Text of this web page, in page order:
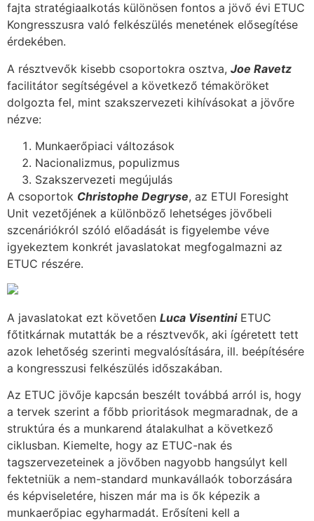
fajta stratégiaalkotás különösen fontos a jövő évi ETUC
Kongresszusra való felkészülés menetének elősegítése
érdekében.
A résztvevők kisebb csoportokra osztva, Joe Ravetz
facilitátor segítségével a következő témaköröket
dolgozta fel, mint szakszervezeti kihívásokat a jövőre
nézve:
Munkaerőpiaci változások
Nacionalizmus, populizmus
Szakszervezeti megújulás
A csoportok Christophe Degryse, az ETUI Foresight
Unit vezetőjének a különböző lehetséges jövőbeli
szcenáriókról szóló előadását is figyelembe véve
igyekeztem konkrét javaslatokat megfogalmazni az
ETUC részére.
A javaslatokat ezt követően Luca VisentiniETUC
főtitkárnak mutatták be a résztvevők, aki ígéretett tett
azok lehetőség szerinti megvalósítására, ill. beépítésére
a kongresszusi felkészülés időszakában.
Az ETUC jövője kapcsán beszélt továbbá arról is, hogy
a tervek szerint a főbb prioritások megmaradnak, de a
struktúra és a munkarend átalakulhat a következő
ciklusban. Kiemelte, hogy az ETUC-nak és
tagszervezeteinek a jövőben nagyobb hangsúlyt kell
fektetniük a nem-standard munkavállaók toborzására
és képviseletére, hiszen már ma is ők képezik a
munkaerőpiac egyharmadát. Erősíteni kell a